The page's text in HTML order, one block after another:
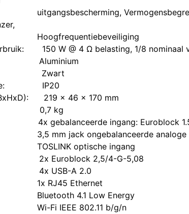
​uitgangsbescherming,
​​Hoogfrequentiebeveiliging
​150 W @ 4 Ω belasting, 1/8 nominaal
​Aluminium
Zwart
​IP20
​219 x 46 x 170 mm
​0,7 kg
​4x gebalanceerde ingang: Euroblock
​3,5 mm jack ongebalanceerde
​TOSLINK optische ingang
​2x Euroblock 2,5/4-G-5,08
​​4x USB-A 2.0
​1x RJ45 Ethernet
​Bluetooth 4.1 Low Energy
​Wi-Fi IEEE 802.11 b/g/n